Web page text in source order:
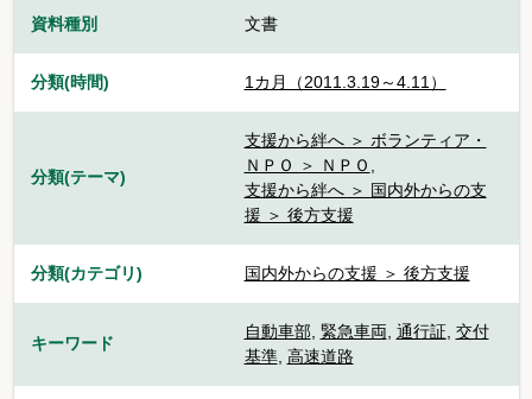
資料種別 文書
分類(時間) 1カ月（2011.3.19～4.11）
分類(テーマ)
支援から絆へ ＞ ボランティア・
ＮＰＯ ＞ ＮＰＯ
支援から絆へ ＞ 国内外からの支
援 ＞ 後方支援
分類(カテゴリ) 国内外からの支援 ＞ 後方支援
キーワード
自動車部, 緊急車両 通行証, 交付
基準, 高速道路